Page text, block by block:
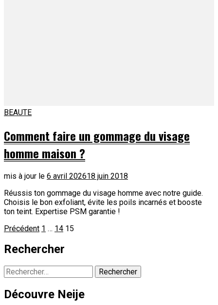
BEAUTE
Comment faire un gommage du visage
homme maison ?
mis à jour le 6 avril 202618 juin 2018
Réussis ton gommage du visage homme avec notre guide.
Choisis le bon exfoliant, évite les poils incarnés et booste
ton teint. Expertise PSM garantie !
Pagination
des
publications
Précédent Page
1 … Page
14 Page
15
Rechercher
Rechercher :
Découvre Neije